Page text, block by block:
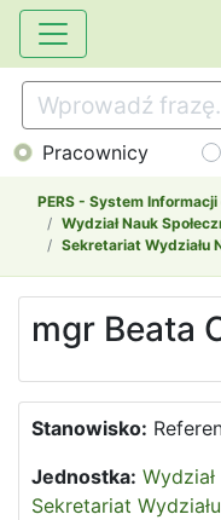
Pracownicy
PERS - System
Wydział Nauk
Sekretariat Wydziału
mgr Beata
Stanowisko:
Jednostka:
Sekretariat